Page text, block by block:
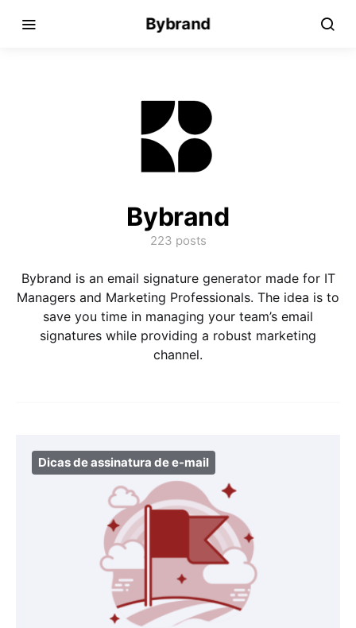
Bybrand
Bybrand
223 posts
Bybrand is an email signature generator made for IT
Managers and Marketing Professionals. The idea is to
save you time in managing your team’s email
signatures while providing a robust marketing
channel.
Dicas de assinatura de e-mail